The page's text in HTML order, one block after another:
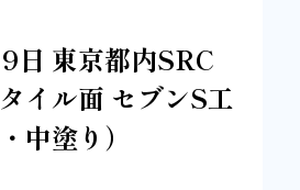
日 東京都内SRC
イル面 セブンS工
中塗り）